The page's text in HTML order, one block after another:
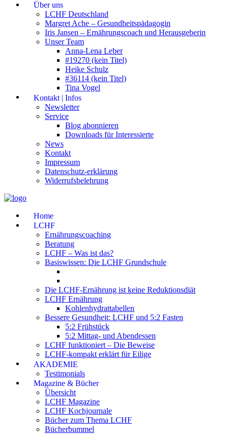
Über uns
LCHF Deutschland
Margret Ache – Gesundheitspädagogin
Iris Jansen – Ernährungscoach und Herausgeberin
Unser Team
Anna-Lena Leber
#19270 (kein Titel)
Heike Schulz
#36114 (kein Titel)
Tina Vogel
Kontakt | Infos
Newsletter
Service
Blog abonnieren
Downloads für Interessierte
News
Kontakt
Impressum
Datenschutz-erklärung
Widerrufsbelehrung
Home
LCHF
Ernährungscoaching
Beratung
LCHF – Was ist das?
Basiswissen: Die LCHF Grundschule
Die LCHF-Ernährung ist keine Reduktionsdiät
LCHF Ernährung
Kohlenhydrattabellen
Bessere Gesundheit: LCHF und 5:2 Fasten
5:2 Frühstück
5:2 Mittag- und Abendessen
LCHF funktioniert – Die Beweise
LCHF-kompakt erklärt für Eilige
AKADEMIE
Testimonials
Magazine & Bücher
Übersicht
LCHF Magazine
LCHF Kochjournale
Bücher zum Thema LCHF
Bücherbummel